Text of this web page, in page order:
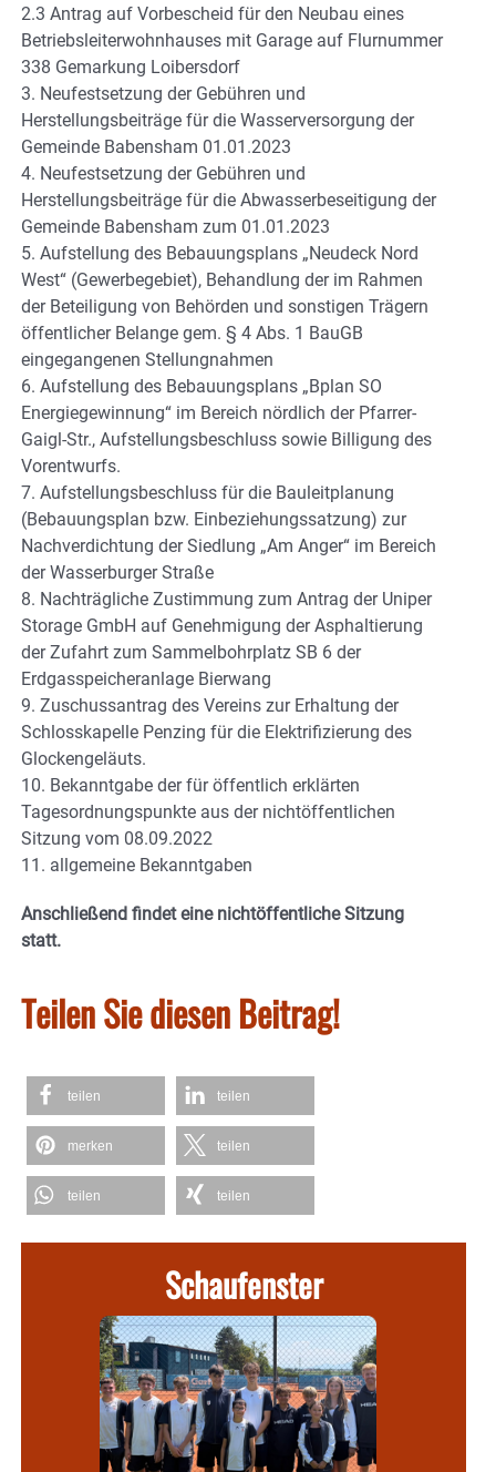
2.3 Antrag auf Vorbescheid für den Neubau eines
Betriebsleiterwohnhauses mit Garage auf Flurnummer
338 Gemarkung Loibersdorf
3. Neufestsetzung der Gebühren und
Herstellungsbeiträge für die Wasserversorgung der
Gemeinde Babensham 01.01.2023
4. Neufestsetzung der Gebühren und
Herstellungsbeiträge für die Abwasserbeseitigung der
Gemeinde Babensham zum 01.01.2023
5. Aufstellung des Bebauungsplans „Neudeck Nord
West“ (Gewerbegebiet), Behandlung der im Rahmen
der Beteiligung von Behörden und sonstigen Trägern
öffentlicher Belange gem. § 4 Abs. 1 BauGB
eingegangenen Stellungnahmen
6. Aufstellung des Bebauungsplans „Bplan SO
Energiegewinnung“ im Bereich nördlich der Pfarrer-
Gaigl-Str., Aufstellungsbeschluss sowie Billigung des
Vorentwurfs.
7. Aufstellungsbeschluss für die Bauleitplanung
(Bebauungsplan bzw. Einbeziehungssatzung) zur
Nachverdichtung der Siedlung „Am Anger“ im Bereich
der Wasserburger Straße
8. Nachträgliche Zustimmung zum Antrag der Uniper
Storage GmbH auf Genehmigung der Asphaltierung
der Zufahrt zum Sammelbohrplatz SB 6 der
Erdgasspeicheranlage Bierwang
9. Zuschussantrag des Vereins zur Erhaltung der
Schlosskapelle Penzing für die Elektrifizierung des
Glockengeläuts.
10. Bekanntgabe der für öffentlich erklärten
Tagesordnungspunkte aus der nichtöffentlichen
Sitzung vom 08.09.2022
11. allgemeine Bekanntgaben
Anschließend findet eine nichtöffentliche Sitzung
statt.
Teilen Sie diesen Beitrag!
teilen teilen
merken teilen
teilen teilen
Schaufenster